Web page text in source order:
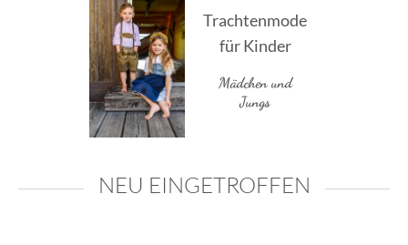
Trachtenmode
für Kinder
Mädchen und
Jungs
NEU EINGETROFFEN